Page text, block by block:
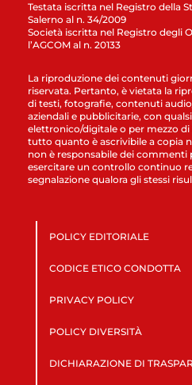
Testata iscritta nel Registro della
Salerno al n. 34/2009
Società iscritta nel Registro degli
l’AGCOM al n. 20133
La riproduzione dei contenuti
riservata. Pertanto, è vietata la
di testi, fotografie, contenuti
aziendali e pubblicitarie, con
elettronico/digitale o per mezzo
tutto quanto è ascrivibile a copia
non è responsabile dei
esercitare un controllo continuo
segnalazione qualora gli stessi
POLICY EDITORIALE
CODICE ETICO CONDOTTA
PRIVACY POLICY
POLICY DIVERSITÀ
DICHIARAZIONE DI